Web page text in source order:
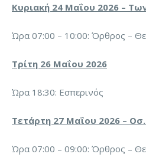
Κυριακή 24 Μαΐου 2026 –
Ώρα 07:00 – 10:00: Όρθρος –
Τρίτη 26 Μαΐου 2026
Ώρα 18:30: Εσπερινός
Τετάρτη 27 Μαΐου 2026 –
Ώρα 07:00 – 09:00: Όρθρος –